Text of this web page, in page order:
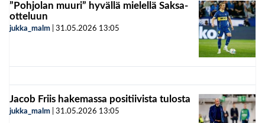
”Pohjolan muuri” hyvällä mielellä Saksa-
otteluun
jukka_malm 31.05.2026 13:05
Jacob Friis hakemassa positiivista tulosta
jukka_malm 31.05.2026 13:05